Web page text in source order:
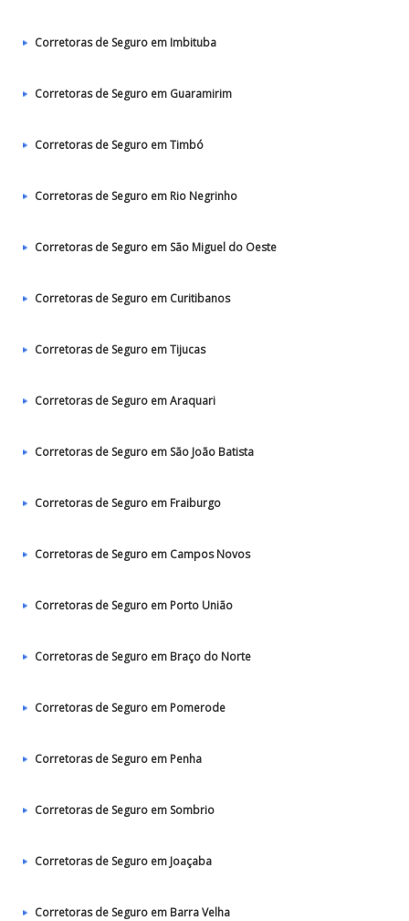
Corretoras de Seguro em Imbituba
Corretoras de Seguro em Guaramirim
Corretoras de Seguro em Timbó
Corretoras de Seguro em Rio Negrinho
Corretoras de Seguro em São Miguel do Oeste
Corretoras de Seguro em Curitibanos
Corretoras de Seguro em Tijucas
Corretoras de Seguro em Araquari
Corretoras de Seguro em São João Batista
Corretoras de Seguro em Fraiburgo
Corretoras de Seguro em Campos Novos
Corretoras de Seguro em Porto União
Corretoras de Seguro em Braço do Norte
Corretoras de Seguro em Pomerode
Corretoras de Seguro em Penha
Corretoras de Seguro em Sombrio
Corretoras de Seguro em Joaçaba
Corretoras de Seguro em Barra Velha